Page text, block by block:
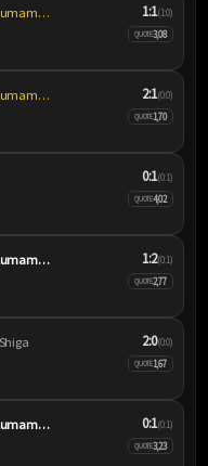
Roasso Kumamoto 1:1(1:0)
QUOTE3,08
Roasso Kumamoto 2:1(0:0)
QUOTE1,70
0:1(0:1)
QUOTE4,02
Roasso Kumamoto 1:2(0:1)
QUOTE2,77
2:0(0:0)
QUOTE1,67
Roasso Kumamoto 0:1(0:1)
QUOTE3,23